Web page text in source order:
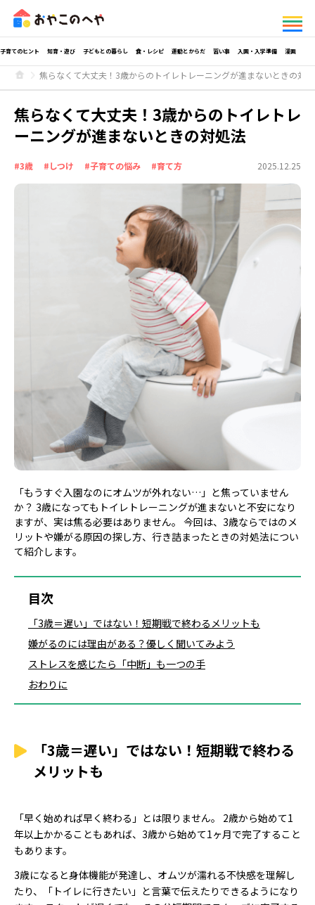
子育てのヒント 知育・遊び 子どもとの暮らし 食・レシピ 運動とからだ 習い事 入園・入学準備 漫画
焦らなくて大丈夫！3歳からのトイレトレーニングが進まないときの対
焦らなくて大丈夫！3歳からのトイレトレ
ーニングが進まないときの対処法
#3歳 #しつけ #子育ての悩み #育て方 2025.12.25
「もうすぐ入園なのにオムツが外れない…」と焦っていません
か？ 3歳になってもトイレトレーニングが進まないと不安になり
ますが、実は焦る必要はありません。 今回は、3歳ならではのメ
リットや嫌がる原因の探し方、行き詰まったときの対処法につい
て紹介します。
目次
「3歳＝遅い」ではない！短期戦で終わるメリットも
嫌がるのには理由がある？優しく聞いてみよう
ストレスを感じたら「中断」も一つの手
おわりに
「3歳＝遅い」ではない！短期戦で終わる
メリットも
「早く始めれば早く終わる」とは限りません。 2歳から始めて1
年以上かかることもあれば、3歳から始めて1ヶ月で完了すること
もあります。
3歳になると身体機能が発達し、オムツが濡れる不快感を理解し
たり、「トイレに行きたい」と言葉で伝えたりできるようになり